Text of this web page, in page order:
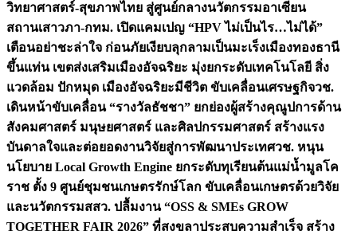
วิทยาศาสตร์-สุขภาพไทย สู่ศูนย์กลางนวัตกรรมอาเซียน
สถานเสาวภา-กทม. เปิดแคมเปญ “HPV ไม่เป็นไร…ไม่ได้”
เตือนอย่าชะล่าใจ ก่อนภัยเงียบลุกลามเป็นมะเร็งเมืองทองธานี
ขึ้นแท่น เขตส่งเสริมเมืองอัจฉริยะ มุ่งยกระดับเทคโนโลยี สิ่ง
แวดล้อม ปักหมุด เมืองอัจฉริยะมีชีวิต ขับเคลื่อนเศรษฐกิจวช.
เดินหน้าขับเคลื่อน “รางวัลธัชชา” ยกย่องผู้สร้างคุณูปการด้าน
สังคมศาสตร์ มนุษยศาสตร์ และศิลปกรรมศาสตร์ สร้างแรง
บันดาลใจและต่อยอดงานวิจัยสู่การพัฒนาประเทศวช. หนุน
นโยบาย Local Growth Engine ยกระดับทุเรียนต้นแม่น้ำมูลโค
ราช ตั้ง 9 ศูนย์ชุมชนเกษตรรักษ์โลก ขับเคลื่อนเกษตรด้วยวิจัย
และนวัตกรรมสสว. ปลื้มงาน “OSS & SMEs GROW
TOGETHER FAIR 2026” ที่สงขลาประสบความสำเร็จ สร้าง